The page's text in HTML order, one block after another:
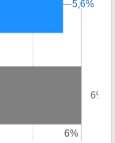
6%
6%
5,6%
5,6%
6%
6%